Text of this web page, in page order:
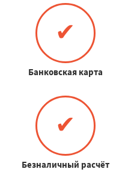
✔
Банковская карта
✔
Безналичный расчёт